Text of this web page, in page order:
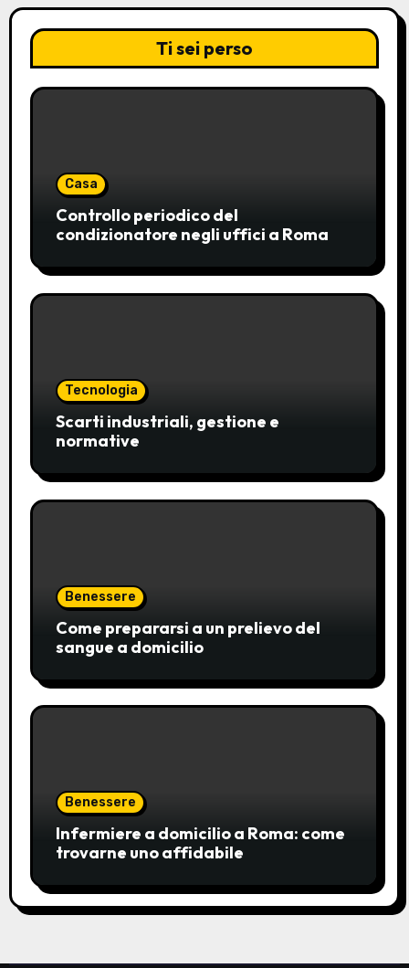
Ti sei perso
Casa
Controllo periodico del
condizionatore negli uffici a Roma
Tecnologia
Scarti industriali, gestione e
normative
Benessere
Come prepararsi a un prelievo del
sangue a domicilio
Benessere
Infermiere a domicilio a Roma: come
trovarne uno affidabile